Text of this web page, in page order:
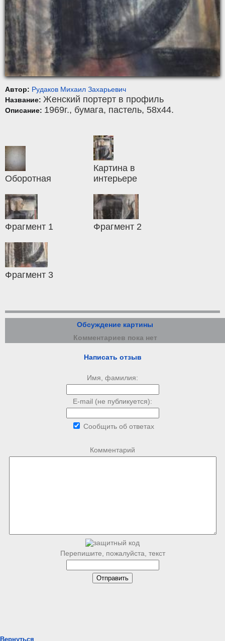
Автор: Рудаков Михаил Захарьевич
Название: Женский портерт в профиль
Описание: 1969г., бумага, пастель, 58x44.
Оборотная
Картина в
интерьере
Фрагмент 1 Фрагмент 2
Фрагмент 3
Обсуждение картины
Комментариев пока нет
Написать отзыв
Имя, фамилия:
E-mail (не публикуется):
Сообщить об ответах
Комментарий
Перепишите, пожалуйста, текст
Вернуться